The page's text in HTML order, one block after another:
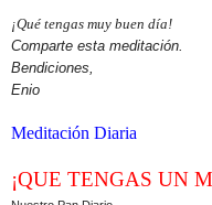
¡Qué tengas muy buen día!
Comparte esta meditación.
Bendiciones,
Enio
Meditación Diaria
¡QUE TENGAS UN